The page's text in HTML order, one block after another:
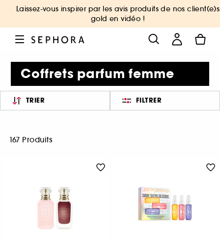
Laissez-vous inspirer par les avis produits de nos client(e)s
gold en vidéo !
Coffrets parfum femme
TRIER FILTRER
167 Produits